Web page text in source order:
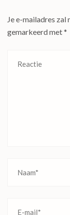
Je e-mailadres
gemarkeerd met*